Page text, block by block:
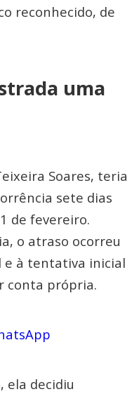
reconhecido, de
uma
Soares, teria
sete dias
de fevereiro.
o atraso ocorreu
e à tentativa inicial
conta própria.
ela decidiu